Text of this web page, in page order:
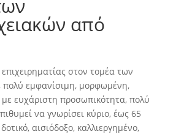
από
στον τομέα των
πολύ εμφανίσιμη, μορφωμένη,
με ευχάριστη προσωπικότητα, πολύ
να γνωρίσει κύριο, έως 65
αισιόδοξο, καλλιεργημένο,